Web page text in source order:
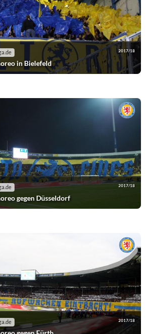
2017/18
in Bielefeld
2017/18
gegen Düsseldorf
2017/18